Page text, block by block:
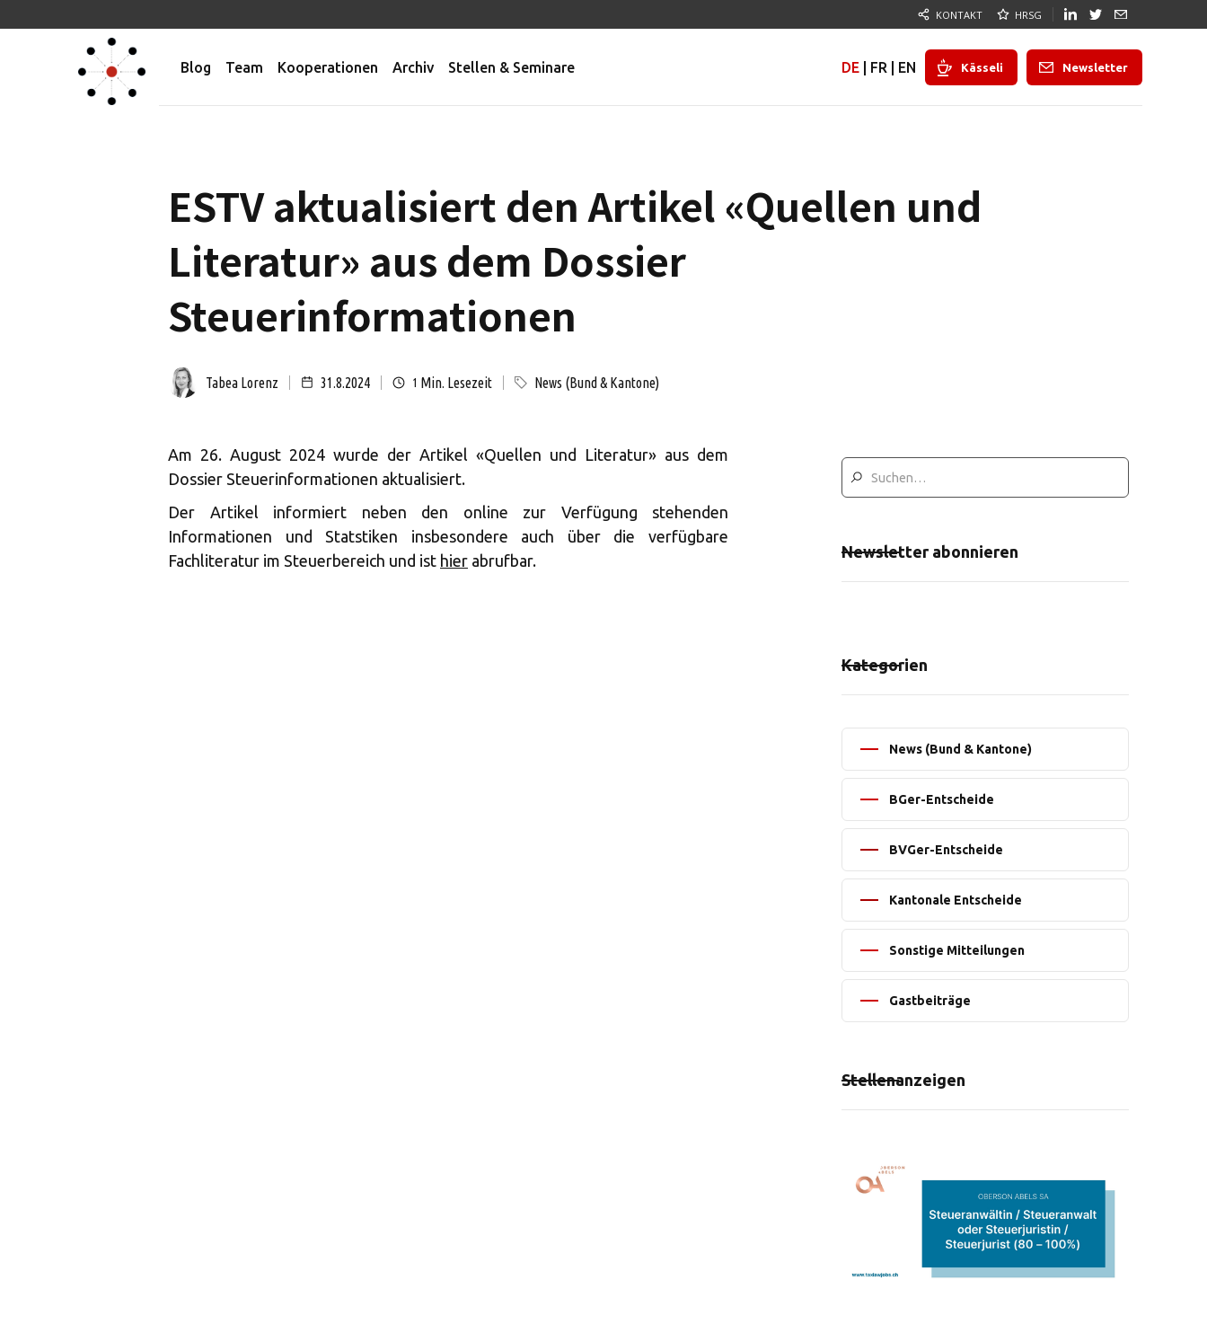
KONTAKT HRSG
Blog Team Kooperationen Archiv Stellen & Seminare DE FR EN Kässeli Newsletter
ESTV aktualisiert den Artikel «Quellen und
Literatur» aus dem Dossier
Steuerinformationen
Tabea Lorenz 31.8.2024 1 Min. Lesezeit News (Bund & Kantone)
Am 26. August 2024 wurde der Artikel «Quellen und Literatur» aus dem
Dossier Steuerinformationen aktualisiert.
Der Artikel informiert neben den online zur Verfügung stehenden
Informationen und Statstiken insbesondere auch über die verfügbare
Fachliteratur im Steuerbereich und ist hier abrufbar. Newsletter abonnieren
Kategorien
News (Bund & Kantone)
BGer-Entscheide
BVGer-Entscheide
Kantonale Entscheide
Sonstige Mitteilungen
Gastbeiträge
Stellenanzeigen